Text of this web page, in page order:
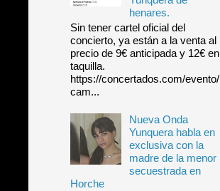
henares.
Sin tener cartel oficial del
concierto, ya están a la venta al
precio de 9€ anticipada y 12€ en
taquilla.
https://concertados.com/evento/
cam...
Nueva Onda
Yunquera habla en
exclusiva con la
madre de la menor
secuestrada en
Horche